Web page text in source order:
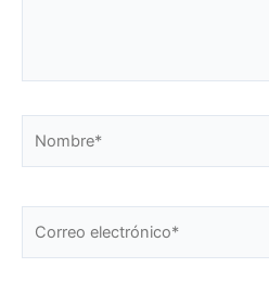
electrónico*